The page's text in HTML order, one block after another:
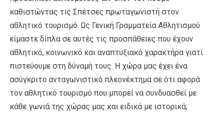
καθιστώντας τις Σπέτσες πρωταγωνιστή στον
αθλητικό τουρισμό. Ως Γενική Γραμματεία Αθλητισμού
είμαστε δίπλα σε αυτές τις προσπάθειες που έχουν
αθλητικό, κοινωνικό και αναπτυξιακό χαρακτήρα γιατί
πιστεύουμε στη δύναμή τους. Η χώρα μας έχει ένα
ασύγκριτο ανταγωνιστικό πλεονέκτημα σε ότι αφορά
τον αθλητικό τουρισμό που μπορεί να συνδυασθεί με
κάθε γωνιά της χώρας μας και ειδικά με ιστορικά,